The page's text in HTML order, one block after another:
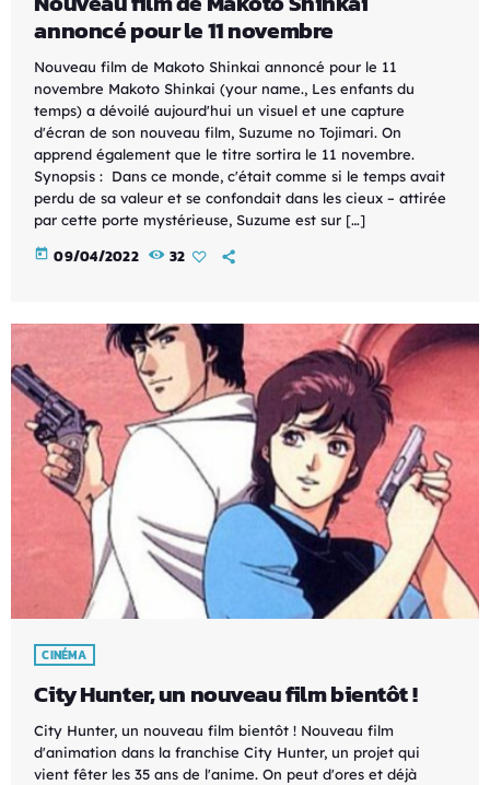
annoncé pour le 11 novembre
Nouveau film de Makoto Shinkai annoncé pour le 11
novembre Makoto Shinkai (your name., Les enfants du
temps) a dévoilé aujourd'hui un visuel et une capture
d'écran de son nouveau film, Suzume no Tojimari. On
apprend également que le titre sortira le 11 novembre.
Synopsis : Dans ce monde, c'était comme si le temps avait
perdu de sa valeur et se confondait dans les cieux – attirée
par cette porte mystérieuse, Suzume est sur […]
today 09/04/2022 32
CINÉMA
City Hunter, un nouveau film bientôt !
City Hunter, un nouveau film bientôt ! Nouveau film
d'animation dans la franchise City Hunter, un projet qui
vient fêter les 35 ans de l'anime. On peut d'ores et déjà